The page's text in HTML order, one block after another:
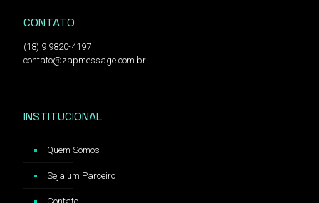
CONTATO
(18) 9 9820-4197
contato@zapmessage.com.br
INSTITUCIONAL
Quem Somos
Seja um Parceiro